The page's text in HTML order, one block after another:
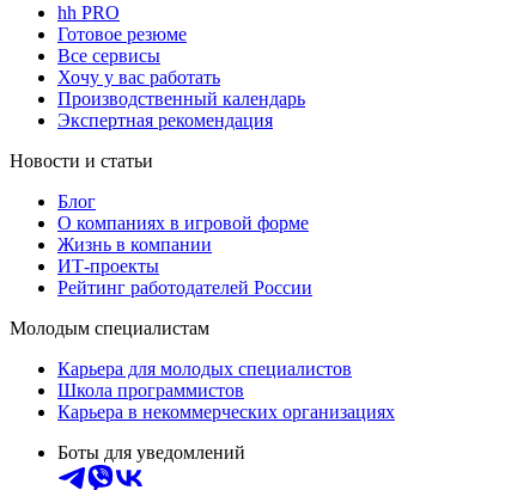
hh PRO
Готовое резюме
Все сервисы
Хочу у вас работать
Производственный календарь
Экспертная рекомендация
Новости и статьи
Блог
О компаниях в игровой форме
Жизнь в компании
ИТ-проекты
Рейтинг работодателей России
Молодым специалистам
Карьера для молодых специалистов
Школа программистов
Карьера в некоммерческих организациях
Боты для уведомлений